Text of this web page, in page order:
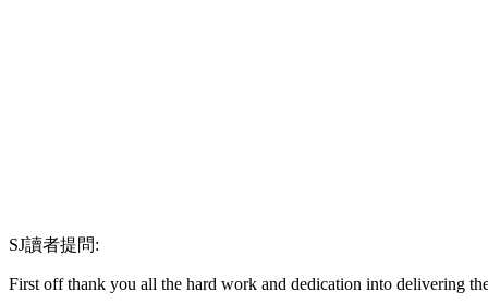
SJ讀者提問:
First off thank you all the hard work and dedication into delivering